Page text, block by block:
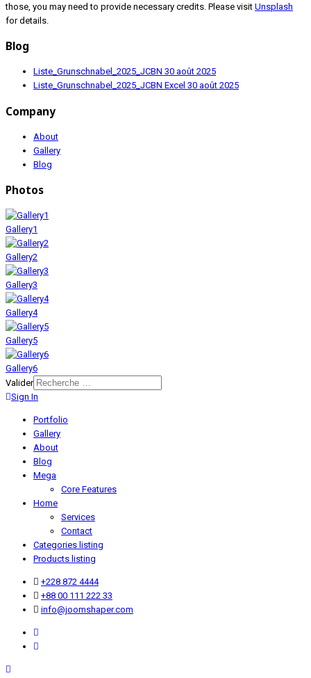
those, you may need to provide necessary credits. Please visit Unsplash
for details.
Blog
Liste_Grunschnabel_2025_JCBN 30 août 2025
Liste_Grunschnabel_2025_JCBN Excel 30 août 2025
Company
About
Gallery
Blog
Photos
Gallery1
Gallery2
Gallery3
Gallery4
Gallery5
Gallery6
Valider
Sign In
Portfolio
Gallery
About
Blog
Mega
Core Features
Home
Services
Contact
Categories listing
Products listing
+228 872 4444
+88 00 111 222 33
info@joomshaper.com